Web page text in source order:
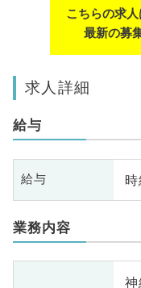
こちらの求人
最新の募
求人詳細
給与
給与
業務内容
神